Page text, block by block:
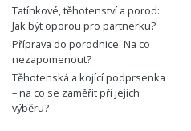
Tatínkové, těhotenství a porod:
Jak být oporou pro partnerku?
Příprava do porodnice. Na co
nezapomenout?
Těhotenská a kojící podprsenka
– na co se zaměřit při jejich
výběru?